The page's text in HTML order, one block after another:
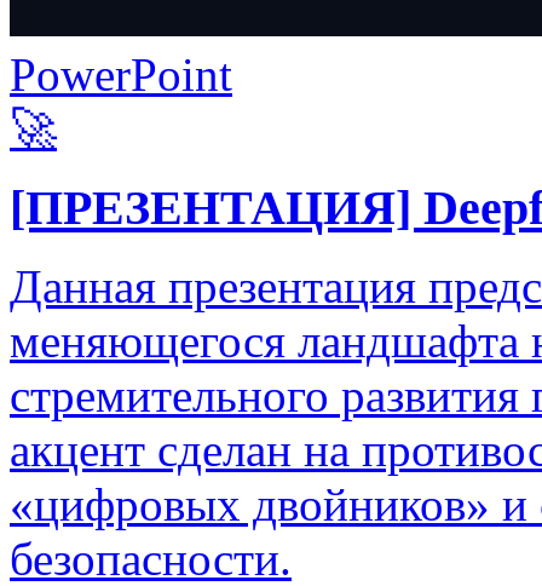
PowerPoint
🚀
[ПРЕЗЕНТАЦИЯ]
Данная презентация
меняющегося ландшафта
стремительного
акцент сделан на
«цифровых двойников» и
безопасности.